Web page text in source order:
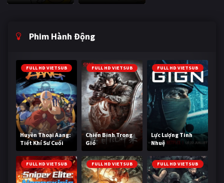
Phim Hành Động
FULL HD VIETSUB
Huyền Thoại Aang:
Tiết Khí Sư Cuối
Cùng
FULL HD VIETSUB
Chiến Binh Trong
Gió
FULL HD VIETSUB
Lực Lượng Tinh
Nhuệ
FULL HD VIETSUB FULL HD VIETSUB FULL HD VIETSUB